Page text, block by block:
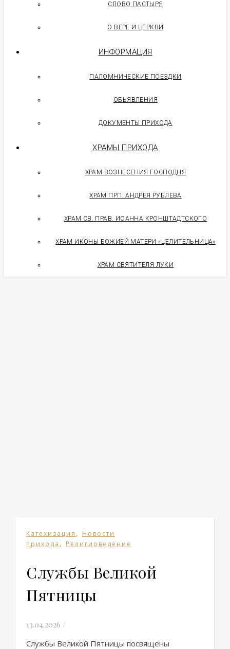
СЛОВО ПАСТЫРЯ
О ВЕРЕ И ЦЕРКВИ
ИНФОРМАЦИЯ
ПАЛОМНИЧЕСКИЕ ПОЕЗДКИ
ОБЬЯВЛЕНИЯ
ДОКУМЕНТЫ ПРИХОДА
ХРАМЫ ПРИХОДА
ХРАМ ВОЗНЕСЕНИЯ ГОСПОДНЯ
ХРАМ ПРП. АНДРЕЯ РУБЛЕВА
ХРАМ СВ. ПРАВ. ИОАННА КРОНШТАДТСКОГО
ХРАМ ИКОНЫ БОЖИЕЙ МАТЕРИ «ЦЕЛИТЕЛЬНИЦА»
ХРАМ СВЯТИТЕЛЯ ЛУКИ
Катехизация , Новости
прихода , Религиоведение
Службы Великой
Пятницы
13.04.2026 /
Службы Великой Пятницы посвящены